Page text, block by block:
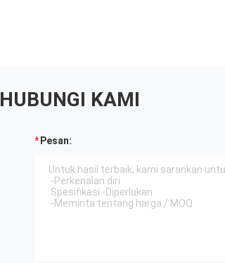
HUBUNGI KAMI
Pesan: